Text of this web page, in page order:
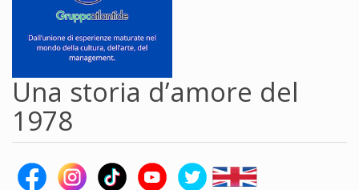
Una storia d’amore del
1978